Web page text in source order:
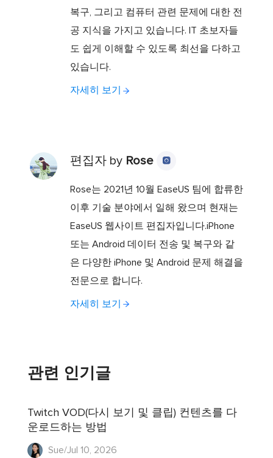
복구, 그리고 컴퓨터 관련 문제에 대한 전
공 지식을 가지고 있습니다. IT 초보자들
도 쉽게 이해할 수 있도록 최선을 다하고
있습니다.
자세히 보기
편집자 by Rose 
Rose는 2021년 10월 EaseUS 팀에 합류한
이후 기술 분야에서 일해 왔으며 현재는
EaseUS 웹사이트 편집자입니다.iPhone
또는 Android 데이터 전송 및 복구와 같
은 다양한 iPhone 및 Android 문제 해결을
전문으로 합니다.
자세히 보기
관련 인기글
Twitch VOD(다시 보기 및 클립) 컨텐츠를 다
운로드하는 방법
Sue/Jul 10, 2026